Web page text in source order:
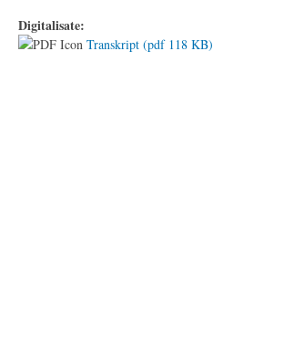
Digitalisate:
Transkript (pdf 118 KB)